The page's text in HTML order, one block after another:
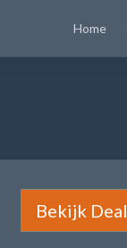
Home
Bekijk Deal